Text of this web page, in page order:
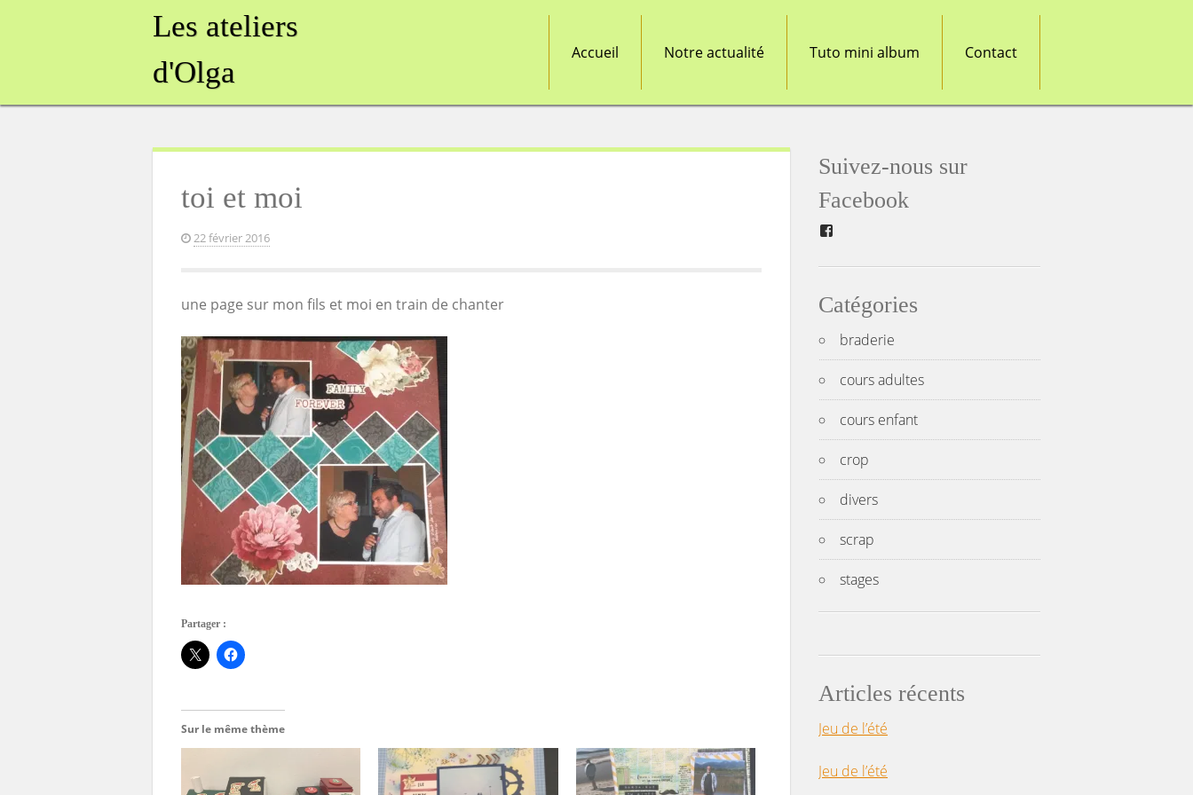
Les ateliers
d'Olga
Accueil Notre actualité Tuto mini album Contact
toi et moi
22 février 2016
une page sur mon fils et moi en train de chanter
Partager :
Sur le même thème
Suivez-nous sur
Facebook
Catégories
braderie
cours adultes
cours enfant
crop
divers
scrap
stages
Articles récents
Jeu de l’été
Jeu de l’été